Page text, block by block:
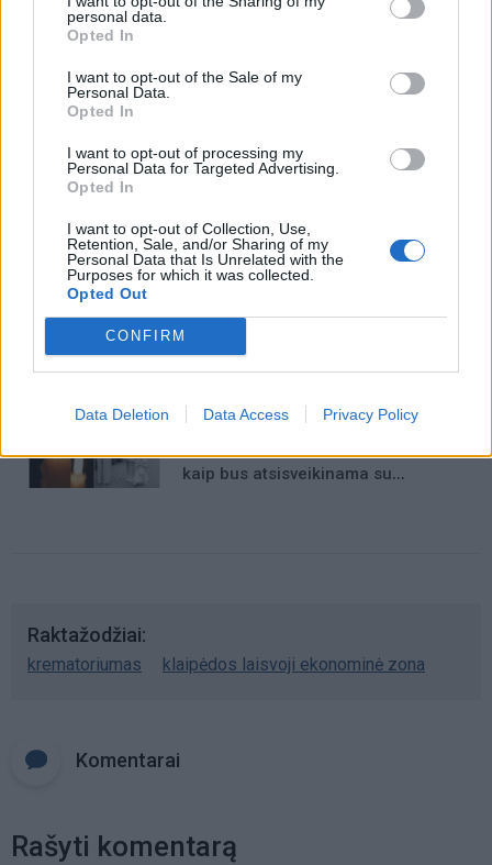
personal data.
Opted In
I want to opt-out of the Sale of my
Personal Data.
Opted In
I want to opt-out of processing my
Personal Data for Targeted Advertising.
Opted In
I want to opt-out of Collection, Use,
Retention, Sale, and/or Sharing of my
Personal Data that Is Unrelated with the
Purposes for which it was collected.
Opted Out
CONFIRM
Data Deletion Data Access Privacy Policy
grįžusi Karina Kučinskienė
įvardijo didžiausią savo
puošęs Anatolijus
užtenka
Šiuo metu skaitomiausi
Trijų Zodiako ženklų jau
artimiausiomis dienomis laukia
triumfas visuose reikaluose
Taro kortų horoskopas rugpjūčio 6
dienai: Svarstyklėms – sėkmė,
Jaučiams – greiti sprendimai
Kraupi avarija prie Vilniaus atėmė
kaip bus atsisveikinama su
Raktažodžiai
krematoriumas klaipėdos laisvoji ekonominė zona
Komentarai
Rašyti komentarą